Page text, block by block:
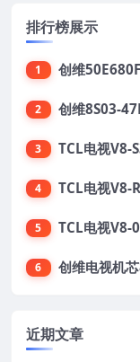
排行榜展示
1 创维
2 创维8S03-
3
4
5
6 创维电视机
近期文章